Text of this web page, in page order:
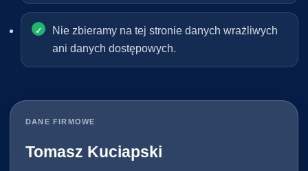
Nie zbieramy na tej stronie danych wrażliwych
ani danych dostępowych.
DANE FIRMOWE
Tomasz Kuciapski